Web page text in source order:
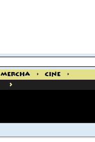
Mercha > Cine
>
>